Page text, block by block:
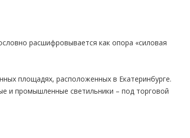
расшифровывается как опора «силовая
площадях, расположенных в Екатеринбурге.
и промышленные светильники – под торговой